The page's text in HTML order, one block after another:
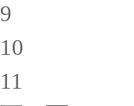
9
10
11